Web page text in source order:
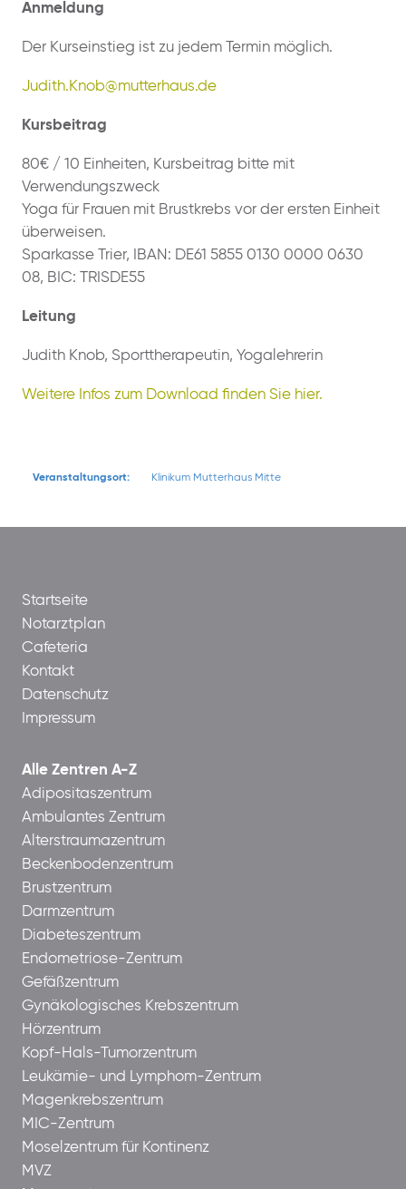
Anmeldung
Der Kurseinstieg ist zu jedem Termin möglich.
Judith.Knob@mutterhaus.de
Kursbeitrag
80€ / 10 Einheiten, Kursbeitrag bitte mit
Verwendungszweck
Yoga für Frauen mit Brustkrebs vor der ersten Einheit
überweisen.
Sparkasse Trier, IBAN: DE61 5855 0130 0000 0630
08, BIC: TRISDE55
Leitung
Judith Knob, Sporttherapeutin, Yogalehrerin
Weitere Infos zum Download finden Sie hier.
Veranstaltungsort: Klinikum Mutterhaus Mitte
Startseite
Notarztplan
Cafeteria
Kontakt
Datenschutz
Impressum
Alle Zentren A-Z
Adipositaszentrum
Ambulantes Zentrum
Alterstraumazentrum
Beckenbodenzentrum
Brustzentrum
Darmzentrum
Diabeteszentrum
Endometriose-Zentrum
Gefäßzentrum
Gynäkologisches Krebszentrum
Hörzentrum
Kopf-Hals-Tumorzentrum
Leukämie- und Lymphom-Zentrum
Magenkrebszentrum
MIC-Zentrum
Moselzentrum für Kontinenz
MVZ